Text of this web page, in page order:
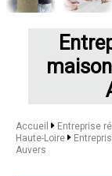
Accueil
Entreprise
Haute-Loire
Auvers